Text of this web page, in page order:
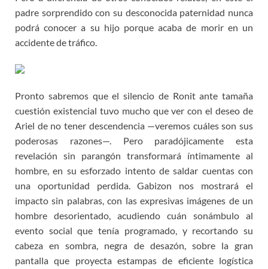
padre sorprendido con su desconocida paternidad nunca
podrá conocer a su hijo porque acaba de morir en un
accidente de tráfico.
Pronto sabremos que el silencio de Ronit ante tamaña
cuestión existencial tuvo mucho que ver con el deseo de
Ariel de no tener descendencia —veremos cuáles son sus
poderosas razones—. Pero paradójicamente esta
revelación sin parangón transformará íntimamente al
hombre, en su esforzado intento de saldar cuentas con
una oportunidad perdida. Gabizon nos mostrará el
impacto sin palabras, con las expresivas imágenes de un
hombre desorientado, acudiendo cuán sonámbulo al
evento social que tenía programado, y recortando su
cabeza en sombra, negra de desazón, sobre la gran
pantalla que proyecta estampas de eficiente logística